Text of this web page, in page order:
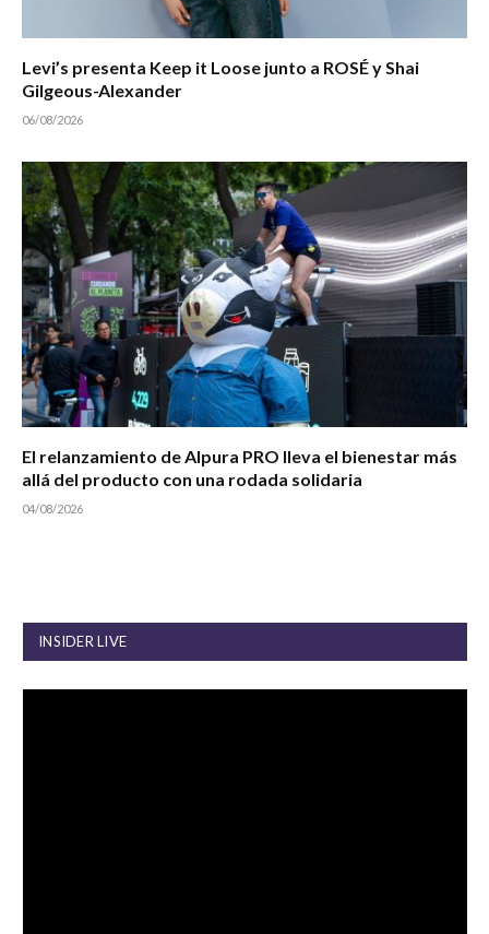
Levi’s presenta Keep it Loose junto a ROSÉ y Shai
Gilgeous-Alexander
06/08/2026
El relanzamiento de Alpura PRO lleva el bienestar más
allá del producto con una rodada solidaria
04/08/2026
INSIDER LIVE